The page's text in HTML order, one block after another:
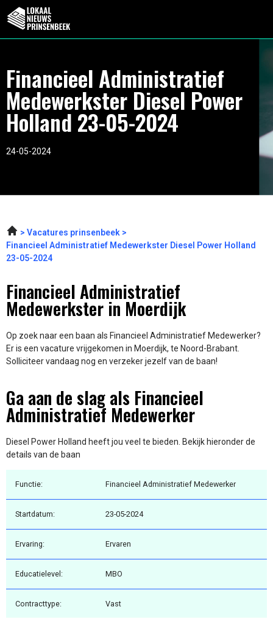
Financieel Administratief
Medewerkster Diesel Power
Holland 23-05-2024
24-05-2024
Vacatures prinsenbeek
Financieel Administratief Medewerkster Diesel Power Holland
23-05-2024
Financieel Administratief
Medewerkster in Moerdijk
Op zoek naar een baan als Financieel Administratief Medewerker?
Er is een vacature vrijgekomen in Moerdijk, te Noord-Brabant.
Solliciteer vandaag nog en verzeker jezelf van de baan!
Ga aan de slag als Financieel
Administratief Medewerker
Diesel Power Holland heeft jou veel te bieden. Bekijk hieronder de
details van de baan
Functie: Financieel Administratief Medewerker
Startdatum: 23-05-2024
Ervaring: Ervaren
Educatielevel: MBO
Contracttype: Vast